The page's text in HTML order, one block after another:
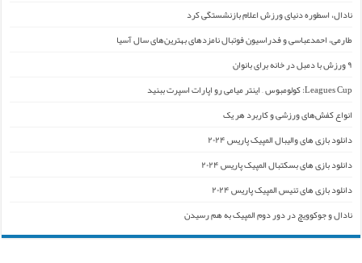
نادال، اسطوره دنیای ورزش اعلام بازنشستگی کرد
طارمی، احمدعباسی و فدراسیون فوتبال نامزدهای بهترین‌های سال آسیا
۹ ورزش با دمبل در خانه برای بانوان
Leagues Cup: کولومبوس – اینتر میامی رو اپارات اسپرت ببنید
انواع کفش‌های ورزشی و کاربرد هر یک
دانلود بازی های والیبال المپیک پاریس ۲۰۲۴
دانلود بازی های بسکتبال المپیک پاریس ۲۰۲۴
دانلود بازی های تنیس المپیک پاریس ۲۰۲۴
نادال و جوکوویچ در دور دوم المپیک به هم رسیدن